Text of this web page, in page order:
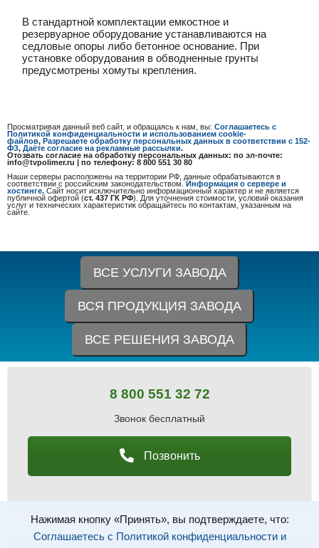
Нажимая кнопку «Принять», вы подтверждаете, что:
Соглашаетесь с Политикой конфиденциальности и
В стандартной комплектации емкостное и
резервуарное оборудование устанавливаются на
седловые опоры либо бетонное основание. При
установке оборудования в обводненные грунты
предусмотрены хомуты крепления.
Просматривая данный веб сайт, и обращаясь к нам, вы: Соглашаетесь с
Политикой конфиденциальности и использованием cookie-
файлов, Разрешаете обработку персональных данных в соответствии с 152-
ФЗ, Даёте согласие на рекламные рассылки.
Отозвать согласие на обработку персональных данных: по эл-почте:
info@tvpolimer.ru | по телефону: 8 800 551 30 80
Наши серверы расположены на территории РФ, данные обрабатываются в
соответствии с российским законодательством.
Информация о сервере и
хостинге. Сайт носит исключительно информационный характер и не является
публичной офертой (ст. 437 ГК РФ). Для уточнения стоимости, условий оказания
услуг и технических характеристик обращайтесь по контактам, указанным на
сайте.
ВСЕ УСЛУГИ ЗАВОДА
ВСЯ ПРОДУКЦИЯ ЗАВОДА
ВСЕ РЕШЕНИЯ ЗАВОДА
8 800 551 32 72
Звонок бесплатный
Позвонить